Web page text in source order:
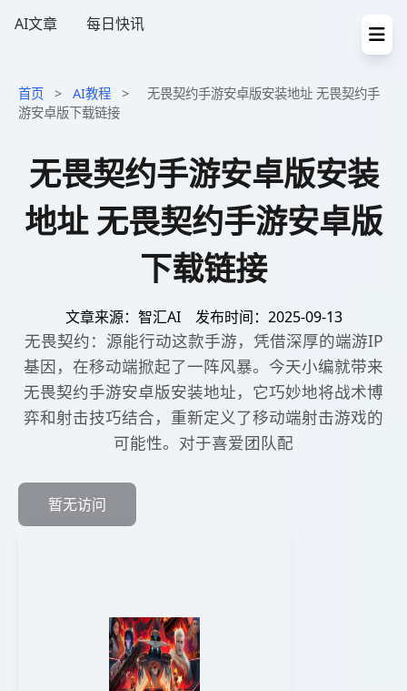
AI文章 每日快讯
首页 > AI教程 >
无畏契约手游安卓版安装地址 无畏契约手
游安卓版下载链接
无畏契约手游安卓版安装
地址 无畏契约手游安卓版
下载链接
文章来源：智汇AI 发布时间：2025-09-13
无畏契约：源能行动这款手游，凭借深厚的端游IP
基因，在移动端掀起了一阵风暴。今天小编就带来
无畏契约手游安卓版安装地址，它巧妙地将战术博
弈和射击技巧结合，重新定义了移动端射击游戏的
可能性。对于喜爱团队配
暂无访问